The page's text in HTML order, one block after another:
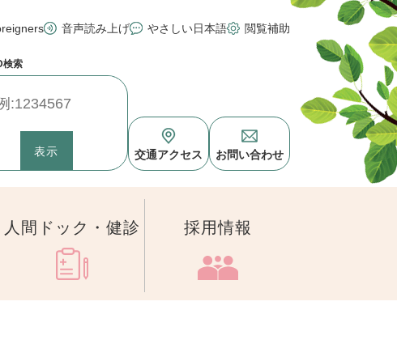
音声読み上げ やさしい日本語 閲覧補助
検索
交通アクセス お問い合わせ
人間ドック・健診 採用情報